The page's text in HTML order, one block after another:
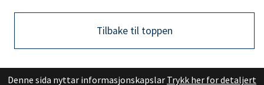
Tilbake til toppen
Denne sida nyttar informasjonskapslar Trykk her for detaljert